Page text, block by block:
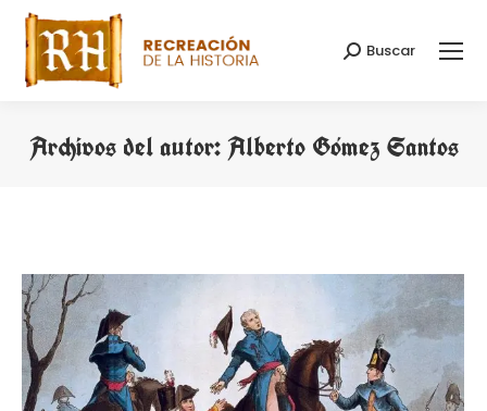
Buscar:
Buscar
Archivos del autor:Alberto Gómez Santos